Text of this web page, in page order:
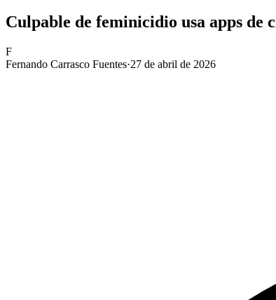
Culpable de feminicidio usa apps de
F
Fernando Carrasco Fuentes·27 de abril de 2026